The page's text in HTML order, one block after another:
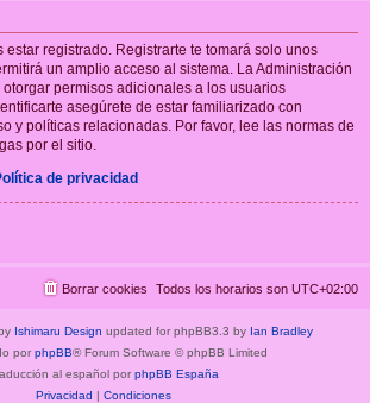
estar registrado. Registrarte te tomará solo unos
un amplio acceso al sistema. La Administración
permisos adicionales a los usuarios
asegúrete de estar familiarizado con
y políticas relacionadas. Por favor, lee las normas de
por el sitio.
de privacidad
Todos los horarios son UTC+02:00
Borrar cookies
Ishimaru Design updated for phpBB3.3 by Ian Bradley
por phpBB® Forum Software © phpBB Limited
al español por phpBB España
Privacidad | Condiciones